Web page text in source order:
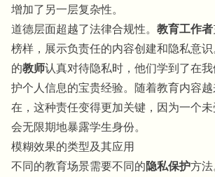
增加了另一层复杂性。
道德层面超越了法律合规性。 教育工作者
榜样，展示负责任的内容创建和隐私意识
的教师认真对待隐私时，他们学到了在
护个人信息的宝贵经验。随着教育内容
在，这种责任变得更加关键，因为一个
会无限期地暴露学生身份。
模糊效果的类型及其应用
不同的教育场景需要不同的隐私保护方